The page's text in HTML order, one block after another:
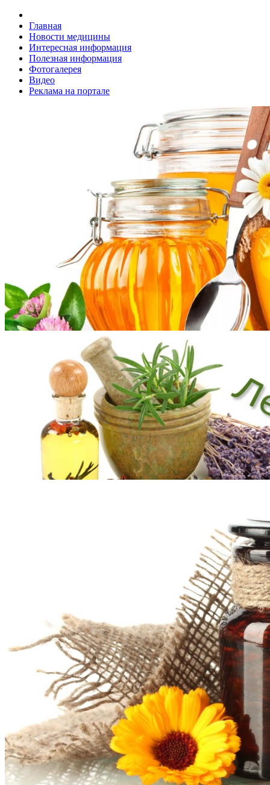
Главная
Новости медицины
Интересная информация
Полезная информация
Фотогалерея
Видео
Реклама на портале